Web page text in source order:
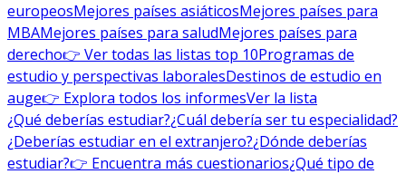
europeosMejores países asiáticosMejores países para
MBAMejores países para saludMejores países para
derecho👉 Ver todas las listas top 10Programas de
estudio y perspectivas laboralesDestinos de estudio en
auge👉 Explora todos los informesVer la lista
¿Qué deberías estudiar?¿Cuál debería ser tu especialidad?
¿Deberías estudiar en el extranjero?¿Dónde deberías
estudiar?👉 Encuentra más cuestionarios¿Qué tipo de